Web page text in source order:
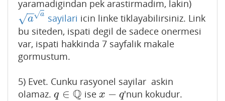
yaramadigindan pek arastirmadim, lakin)
a
−
−
√ a
√
aa sayilari icin linke tiklayabilirsiniz. Link
bu siteden, ispati degil de sadece onermesi
var, ispati hakkinda 7 sayfalik makale
gormustum.
5) Evet. Cunku rasyonel sayilar askin
olamaz. q ∈ Q
q ∈Q ise x − q
x− q 'nun kokudur.